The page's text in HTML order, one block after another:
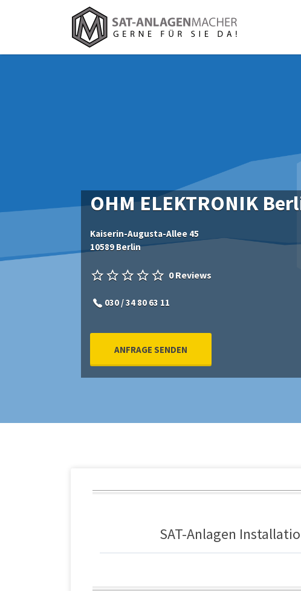
Suchen
nach:
OHM ELEKTRONIK
Kaiserin-Augusta-Allee 45
10589 Berlin
0 Reviews
030 / 34 80 63 11
ANFRAGE SENDEN
SAT-Anlagen